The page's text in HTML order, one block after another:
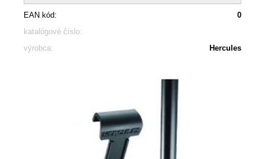
EAN kód:
0
katalógové číslo:
výrobca:
Hercules